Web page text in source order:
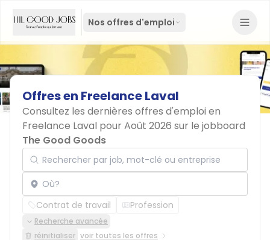
Nos offres d'emploi
Offresen FreelanceLaval
Consultez les dernières offres d'emploi en
Freelance Laval pour Août 2026 sur le jobboard
The Good Goods
Rechercher par job, mot-clé ou entreprise
Localisation
Contrat de travail Profession
Recherche avancée
réinitialiser voir toutes les offres